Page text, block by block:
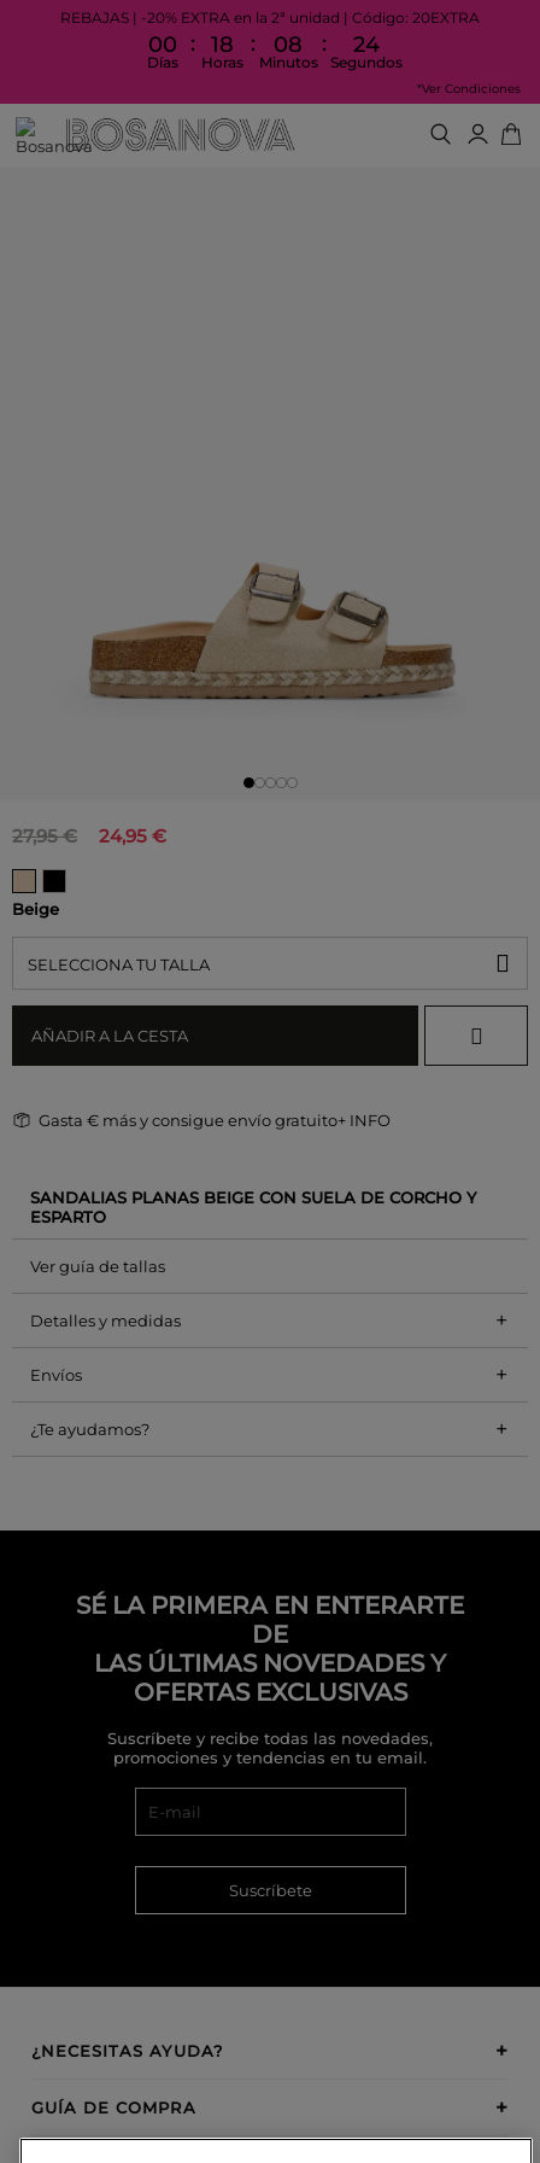
REBAJAS | -20% EXTRA en la 2ª unidad | Código: 20EXTRA
00
Días
: 18
Horas
: 08
Minutos
: 24
Segundos
*Ver Condiciones
24,95 €
27,95 €
Beige
SELECCIONA TU TALLA
AÑADIR A LA CESTA
Gasta € más y consigue envío gratuito+ INFO
SANDALIAS PLANAS BEIGE CON SUELA DE CORCHO Y
ESPARTO
Ver guía de tallas
Detalles y medidas +
Envíos +
¿Te ayudamos? +
SÉ LA PRIMERA EN ENTERARTE
DE
LAS ÚLTIMAS NOVEDADES Y
OFERTAS EXCLUSIVAS
Suscríbete y recibe todas las novedades,
promociones y tendencias en tu email.
Suscríbete
¿NECESITAS AYUDA?
GUÍA DE COMPRA